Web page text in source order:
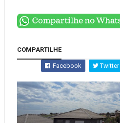
COMPARTILHE
Facebook Twitter